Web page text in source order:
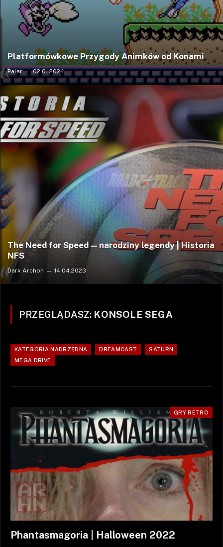
Platformówkowe Przygody Animków od Konami
Palar 02.01.2024
The Need for Speed — narodziny legendy | Historia
NFS
Dark Archon 14.04.2023
PRZEGLĄDASZ: KONSOLE SEGA
KATEGORIA NADRZĘDNA DREAMCAST
SATURN
MEGA DRIVE
GRY RETRO
Phantasmagoria | Halloween 2022